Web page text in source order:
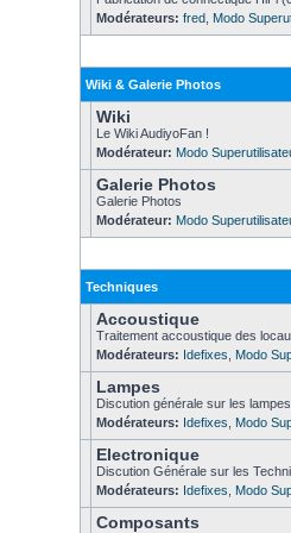
Modérateurs: fred Modo
Wiki & Galerie Photos
Wiki
Le Wiki AudiyoFan !
Modérateur: Modo
Galerie Photos
Galerie Photos
Modérateur: Modo
Techniques
Accoustique
Traitement accoustique des
Modérateurs: Idefixes Modo
Lampes
Discution générale sur les
Modérateurs: Idefixes Modo
Electronique
Discution Générale sur les
Modérateurs: Idefixes Modo
Composants